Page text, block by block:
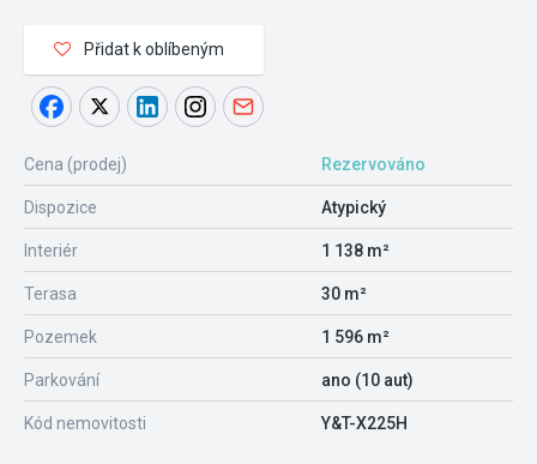
Přidat k oblíbeným
Cena (prodej) Rezervováno
Dispozice Atypický
Interiér 1 138 m²
Terasa 30 m²
Pozemek 1 596 m²
Parkování ano (10 aut)
Kód nemovitosti Y&T-X225H